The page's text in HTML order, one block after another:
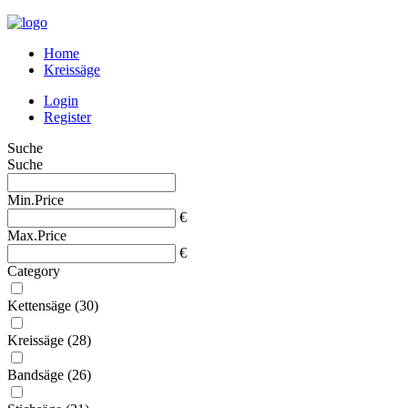
Home
Kreissäge
Login
Register
Suche
Suche
Min.Price
€
Max.Price
€
Category
Kettensäge (30)
Kreissäge (28)
Bandsäge (26)